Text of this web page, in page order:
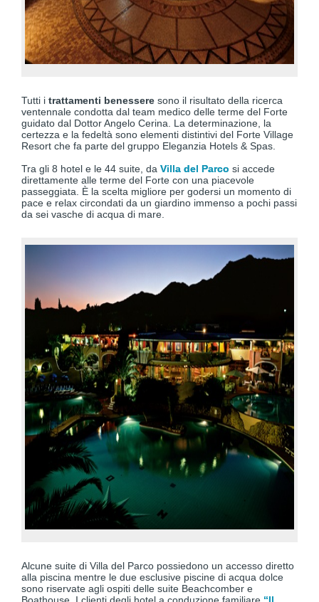
Tutti i trattamenti benessere sono il risultato della ricerca
ventennale condotta dal team medico delle terme del Forte
guidato dal Dottor Angelo Cerina. La determinazione, la
certezza e la fedeltà sono elementi distintivi del Forte Village
Resort che fa parte del gruppo Eleganzia Hotels & Spas.
Tra gli 8 hotel e le 44 suite, da Villa del Parco si accede
direttamente alle terme del Forte con una piacevole
passeggiata. È la scelta migliore per godersi un momento di
pace e relax circondati da un giardino immenso a pochi passi
da sei vasche di acqua di mare.
Alcune suite di Villa del Parco possiedono un accesso diretto
alla piscina mentre le due esclusive piscine di acqua dolce
sono riservate agli ospiti delle suite Beachcomber e